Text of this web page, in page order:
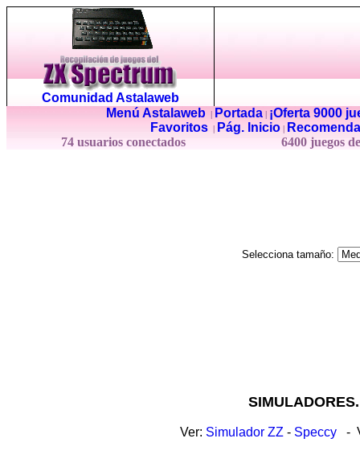
Comunidad Astalaweb
Menú Astalaweb| Portada|
¡Oferta 9000
Favoritos
Pág. Inicio
74 usuarios conectados
6400 juegos
Selecciona tamaño:
Ver: Simulador ZZ - Speccy -